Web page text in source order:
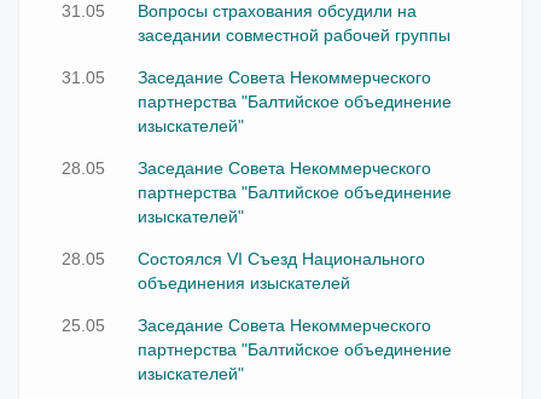
31.05
Вопросы страхования обсудили на
заседании совместной рабочей группы
31.05
Заседание Совета Некоммерческого
партнерства "Балтийское объединение
изыскателей"
28.05
Заседание Совета Некоммерческого
партнерства "Балтийское объединение
изыскателей"
28.05
Состоялся VI Съезд Национального
объединения изыскателей
25.05
Заседание Совета Некоммерческого
партнерства "Балтийское объединение
изыскателей"